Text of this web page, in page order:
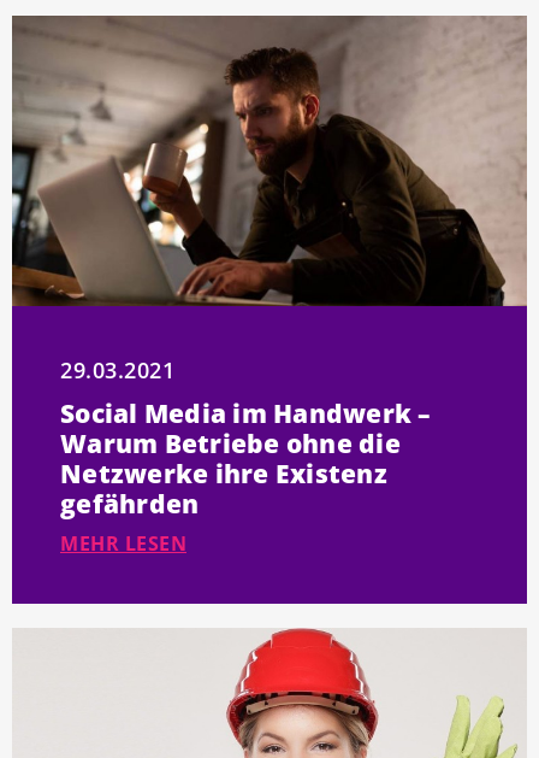
29.03.2021
Social Media im Handwerk –
Warum Betriebe ohne die
Netzwerke ihre Existenz
gefährden
MEHR LESEN